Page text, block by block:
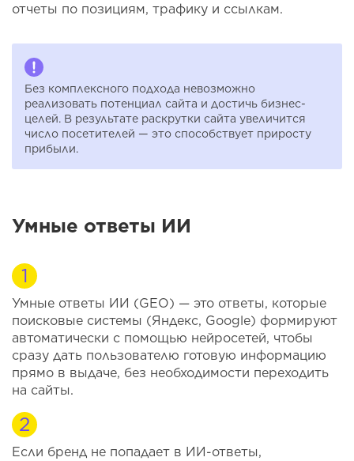
отчеты по позициям, трафику и ссылкам.
Без комплексного подхода невозможно
реализовать потенциал сайта и достичь бизнес-
целей. В результате раскрутки сайта увеличится
число посетителей — это способствует приросту
прибыли.
Умные ответы ИИ
Умные ответы ИИ (GEO) — это ответы, которые
поисковые системы (Яндекс, Google) формируют
автоматически с помощью нейросетей, чтобы
сразу дать пользователю готовую информацию
прямо в выдаче, без необходимости переходить
на сайты.
Если бренд не попадает в ИИ-ответы,